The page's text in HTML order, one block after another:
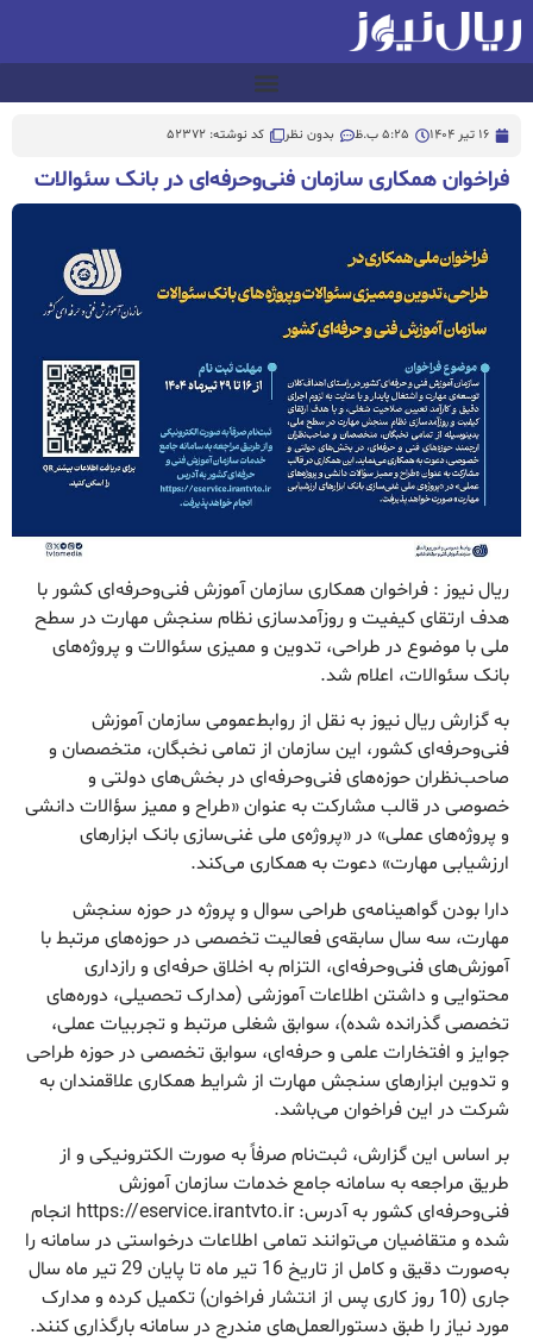
16 تیر 1404 5:25 ب.ظ بدون نظر کد نوشته: 52372
فراخوان همکاری سازمان فنی‌وحرفه‌ای در بانک سئوالات
ریال نیوز : فراخوان همکاری سازمان آموزش فنی‌وحرفه‌ای کشور با
هدف ارتقای کیفیت و روزآمدسازی نظام سنجش مهارت در سطح
ملی با موضوع در طراحی، تدوین و ممیزی سئوالات و پروژه‌های
بانک سئوالات، اعلام شد.
به گزارش ریال نیوز به نقل از روابط‌عمومی سازمان آموزش
فنی‌وحرفه‌ای کشور، این سازمان از تمامی نخبگان، متخصصان و
صاحب‌نظران حوزه‌های فنی‌و‌حرفه‌ای در بخش‌های دولتی و
خصوصی در قالب مشارکت به عنوان «طراح و ممیز سؤالات دانشی
و پروژه‌های عملی» در «پروژه‌ی ملی غنی‌سازی بانک ابزارهای
ارزشیابی مهارت» دعوت به همکاری می‌کند.
دارا بودن گواهینامه‌ی طراحی سوال و پروژه در حوزه سنجش
مهارت، سه سال سابقه‌ی فعالیت تخصصی در حوزه‌های مرتبط با
آموزش‌های فنی‌وحرفه‌ای، التزام به اخلاق حرفه‌ای و رازداری
محتوایی و داشتن اطلاعات آموزشی (مدارک تحصیلی، دوره‌های
تخصصی گذرانده شده)، سوابق شغلی مرتبط و تجربیات عملی،
جوایز و افتخارات علمی و حرفه‌ای، سوابق تخصصی در حوزه طراحی
و تدوین ابزارهای سنجش مهارت از شرایط همکاری علاقمندان به
شرکت در این فراخوان می‌باشد.
بر اساس این گزارش، ثبت‌نام صرفاً به صورت الکترونیکی و از
طریق مراجعه به سامانه جامع خدمات سازمان آموزش
فنی‌وحرفه‌ای کشور به آدرس: https://eservice.irantvto.ir انجام
شده و متقاضیان می‌توانند تمامی اطلاعات درخواستی در سامانه را
به‌صورت دقیق و کامل از تاریخ 16 تیر ماه تا پایان 29 تیر ماه سال
جاری (10 روز کاری پس از انتشار فراخوان) تکمیل کرده و مدارک
مورد نیاز را طبق دستورالعمل‌های مندرج در سامانه بارگذاری کنند.